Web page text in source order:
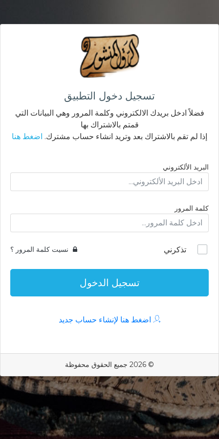
تسجيل دخول التطبيق
فضلاً ادخل بريدك الالكتروني وكلمة المرور وهي البيانات التي
قمتم بالاشتراك بها
إذا لم تقم بالاشتراك بعد وتريد انشاء حساب مشترك. اضغط هنا
البريد الألكتروني
كلمة المرور
تذكرني نسيت كلمة المرور ؟
تسجيل الدخول
اضغط هنا لإنشاء حساب جديد
© 2026 جميع الحقوق محفوظة